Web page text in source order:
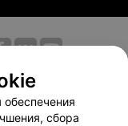
рекламы
договор
оплаты
сбора